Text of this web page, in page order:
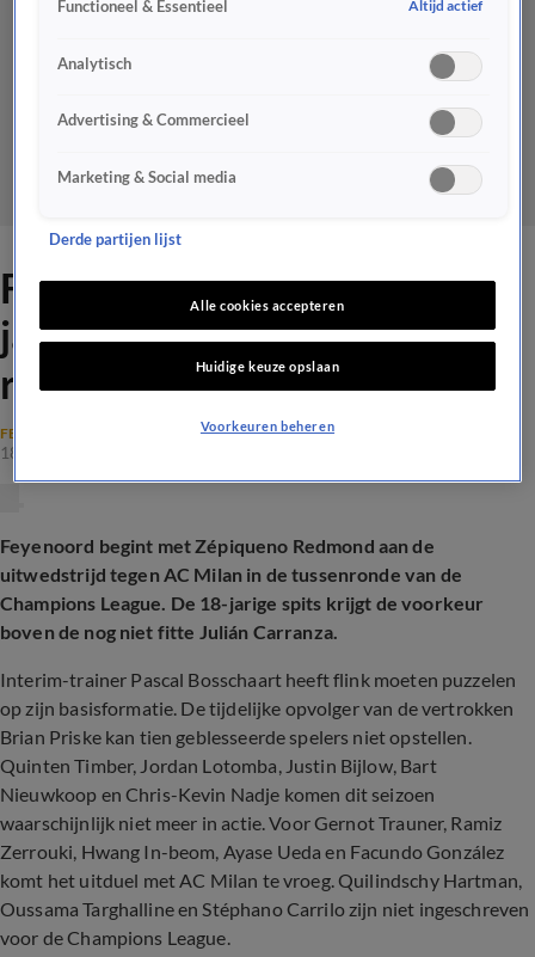
Feyenoord start met 18-
jarige spits Redmond aan
return tegen AC Milan
FEYENOORD
18 feb 2025, 17:53
Feyenoord begint met Zépiqueno Redmond aan de
uitwedstrijd tegen AC Milan in de tussenronde van de
Champions League. De 18-jarige spits krijgt de voorkeur
boven de nog niet fitte Julián Carranza.
Interim-trainer Pascal Bosschaart heeft flink moeten puzzelen
op zijn basisformatie. De tijdelijke opvolger van de vertrokken
Brian Priske kan tien geblesseerde spelers niet opstellen.
Quinten Timber, Jordan Lotomba, Justin Bijlow, Bart
Nieuwkoop en Chris-Kevin Nadje komen dit seizoen
waarschijnlijk niet meer in actie. Voor Gernot Trauner, Ramiz
Zerrouki, Hwang In-beom, Ayase Ueda en Facundo González
komt het uitduel met AC Milan te vroeg. Quilindschy Hartman,
Oussama Targhalline en Stéphano Carrilo zijn niet ingeschreven
voor de Champions League.
Functioneel & Essentieel Altijd actief
Analytisch
Advertising & Commercieel
Marketing & Social media
Derde partijen lijst
Alle cookies accepteren
Huidige keuze opslaan
Voorkeuren beheren